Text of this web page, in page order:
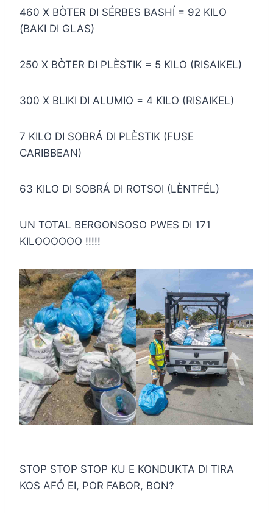
460 X BÒTER DI SÉRBES BASHÍ = 92 KILO
(BAKI DI GLAS)
250 X BÒTER DI PLÈSTIK = 5 KILO (RISAIKEL)
300 X BLIKI DI ALUMIO = 4 KILO (RISAIKEL)
7 KILO DI SOBRÁ DI PLÈSTIK (FUSE
CARIBBEAN)
63 KILO DI SOBRÁ DI ROTSOI (LÈNTFÉL)
UN TOTAL BERGONSOSO PWES DI 171
KILOOOOOO !!!!!
STOP STOP STOP KU E KONDUKTA DI TIRA
KOS AFÓ EI, POR FABOR, BON?